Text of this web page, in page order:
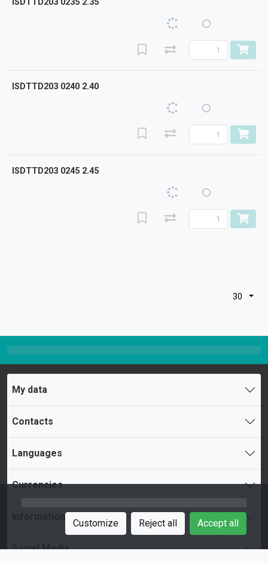
ISDTTD203 0235 2.35
ISDTTD203 0240 2.40
ISDTTD203 0245 2.45
30
My data
Contacts
Languages
Currencies
Social Media
Customize Reject all Accept all